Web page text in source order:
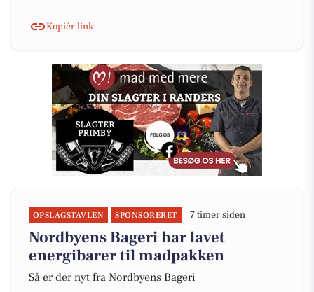
Kopiér link
OPSLAGSTAVLEN SPONSORERET 7 timer siden
Nordbyens Bageri har lavet
energibarer til madpakken
Så er der nyt fra Nordbyens Bageri